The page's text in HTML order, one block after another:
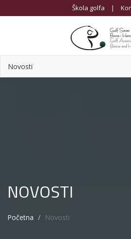
Škola golfa |
Novosti
NOVOSTI
Početna Novosti